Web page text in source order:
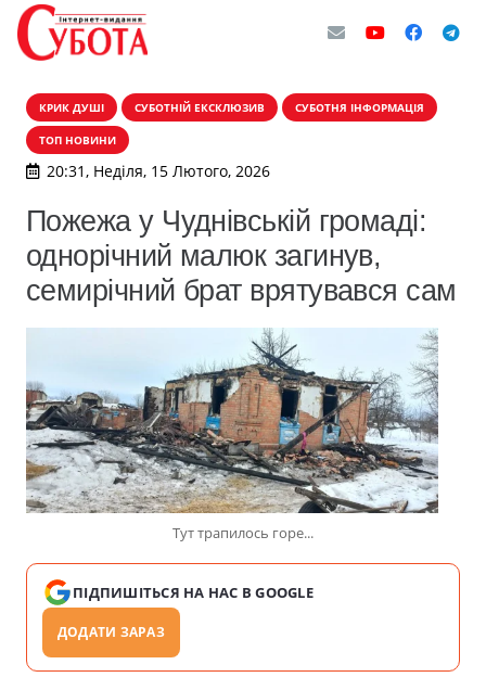
КРИК ДУШІ СУБОТНІЙ ЕКСКЛЮЗИВ СУБОТНЯ ІНФОРМАЦІЯ
ТОП НОВИНИ
20:31, Неділя, 15 Лютого, 2026
Пожежа у Чуднівській громаді:
однорічний малюк загинув,
семирічний брат врятувався сам
Тут трапилось горе...
ПІДПИШІТЬСЯ НА НАС В GOOGLE
ДОДАТИ ЗАРАЗ